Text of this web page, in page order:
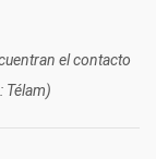
el contacto
Télam)